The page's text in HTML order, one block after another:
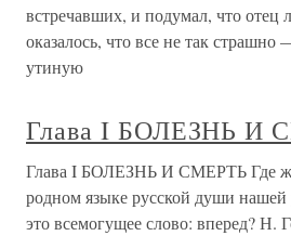
встречавших, и подумал, что отец
оказалось, что все не так
утиную
Глава I БОЛЕЗНЬ И
Глава I БОЛЕЗНЬ И СМЕРТЬ Где
родном языке русской души нашей
это всемогущее слово: вперед? Н.